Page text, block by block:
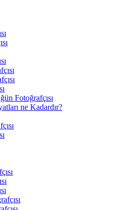
Fotoğrafçısı
ne Kadardır?